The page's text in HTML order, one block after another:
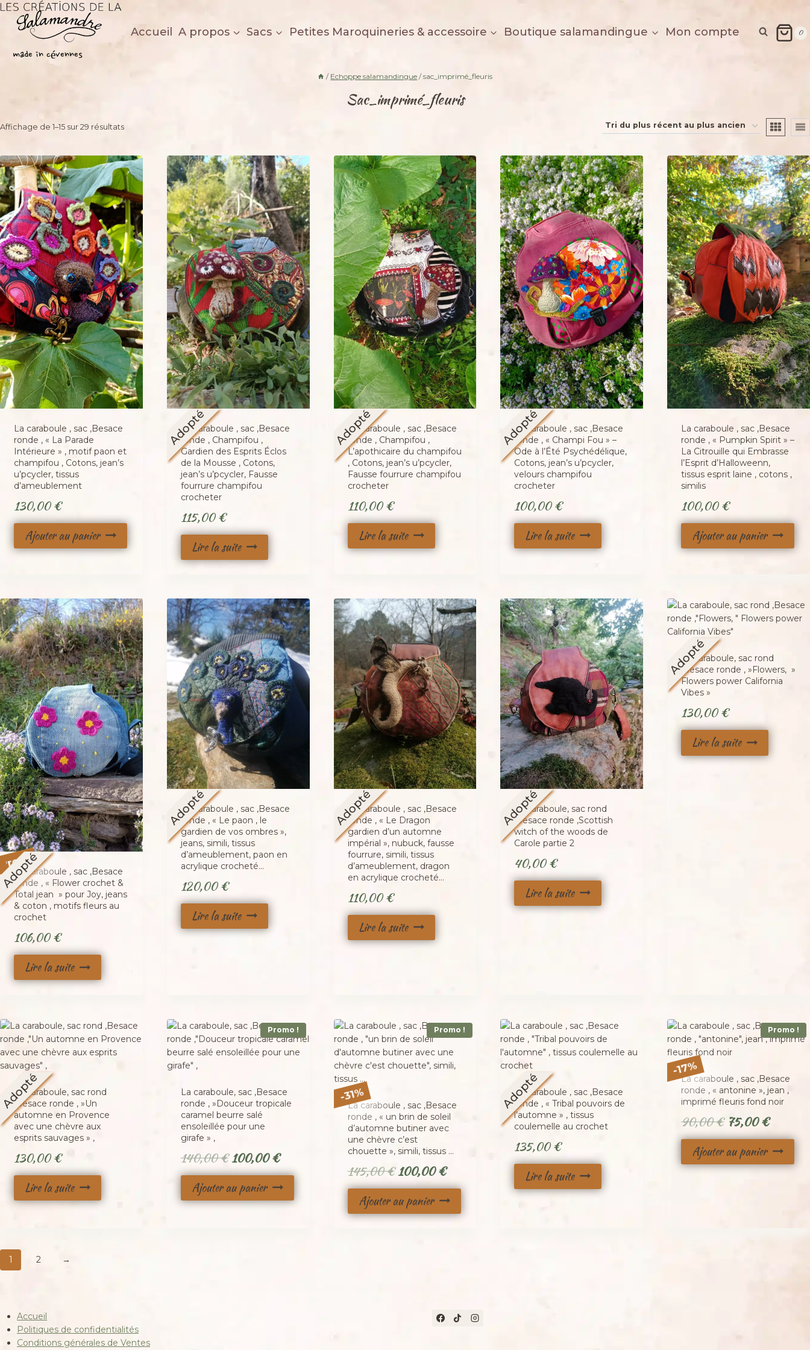
Aller
contenu
Les créations de la salamandre
made in cévennes
Accueil A propos Sacs Petites Maroquineries & accessoire Boutique salamandingue Mon compte 0
/ Echoppe salamandingue / sac_imprimé_fleuris
Sac_imprimé_fleuris
Affichage de 1–15 sur 29 résultatsTrié
plus
récent
au
plus
ancien
La caraboule , sac ,Besace
ronde , « La Parade
Intérieure » , motif paon et
champifou , Cotons, jean’s
u’pcycler, tissus
d’ameublement
130,00€
Ajouter au panier
Adopté
La caraboule , sac ,Besace
ronde , Champifou ,
Gardien des Esprits Éclos
de la Mousse , Cotons,
jean’s u’pcycler, Fausse
fourrure champifou
crocheter
115,00€
Lire la suite
Adopté
La caraboule , sac ,Besace
ronde , Champifou ,
L’apothicaire du champifou
, Cotons, jean’s u’pcycler,
Fausse fourrure champifou
crocheter
110,00€
Lire la suite
Adopté
La caraboule , sac ,Besace
ronde , « Champi Fou » –
Ode à l’Été Psychédélique,
Cotons, jean’s u’pcycler,
velours champifou
crocheter
100,00€
Lire la suite
La caraboule , sac ,Besace
ronde , « Pumpkin Spirit » –
La Citrouille qui Embrasse
l’Esprit d’Halloweenn,
tissus esprit laine , cotons ,
similis
100,00€
Ajouter au panier
!
La caraboule , sac ,Besace
ronde , « Flower crochet &
Total jean » pour Joy, jeans
& coton , motifs fleurs au
crochet
106,00€
Lire la suite
Adopté
La caraboule , sac ,Besace
ronde , « Le paon , le
gardien de vos ombres »,
jeans, simili, tissus
d’ameublement, paon en
acrylique crocheté…
120,00€
Lire la suite
Adopté
La caraboule , sac ,Besace
ronde , « Le Dragon
gardien d’un automne
impérial », nubuck, fausse
fourrure, simili, tissus
d’ameublement, dragon
en acrylique crocheté…
110,00€
Lire la suite
Adopté
La caraboule, sac rond
,Besace ronde ,Scottish
witch of the woods de
Carole partie 2
40,00€
Lire la suite
Adopté
La caraboule, sac rond
,Besace ronde , »Flowers, »
Flowers power California
Vibes »
130,00€
Lire la suite
La caraboule, sac rond
,Besace ronde , »Un
automne en Provence
avec une chèvre aux
esprits sauvages » ,
130,00€
Lire la suite
Promo !
La caraboule, sac ,Besace
ronde , »Douceur tropicale
caramel beurre salé
ensoleillée pour une
girafe » ,
140,00€ Le
prix
initial
était :
100,00€Le
prix
actuel
Ajouter au panier
Promo !
-31%
La caraboule , sac ,Besace
ronde , « un brin de soleil
d’automne butiner avec
une chèvre c’est
chouette », simili, tissus …
145,00€ Le
prix
initial
était :
100,00€Le
prix
actuel
est :
Ajouter au panier
Adopté
La caraboule , sac ,Besace
ronde , « Tribal pouvoirs de
l’automne » , tissus
coulemelle au crochet
135,00€
Lire la suite
Promo !
-17%
La caraboule , sac ,Besace
ronde , « antonine », jean ,
imprimé fleuris fond noir
90,00€ Le
prix
initial
était :
75,00€Le
prix
actuel
Ajouter au panier
1 2 →
Accueil
Politiques de confidentialités
Conditions générales de Ventes